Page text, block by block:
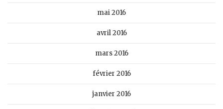
mai 2016
avril 2016
mars 2016
février 2016
janvier 2016